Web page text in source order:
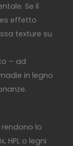
Se il
effetto
texture su
– ad
in legno
lo
HPL o legni